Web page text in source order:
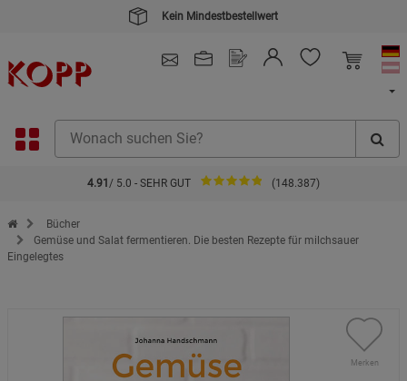
Kein Mindestbestellwert
4.91 / 5.0 - SEHR GUT (148.387)
Zur Startseite des Kopp Verlag Online-Shop
Bücher
Gemüse und Salat fermentieren. Die besten Rezepte für milchsauer
Eingelegtes
Merken